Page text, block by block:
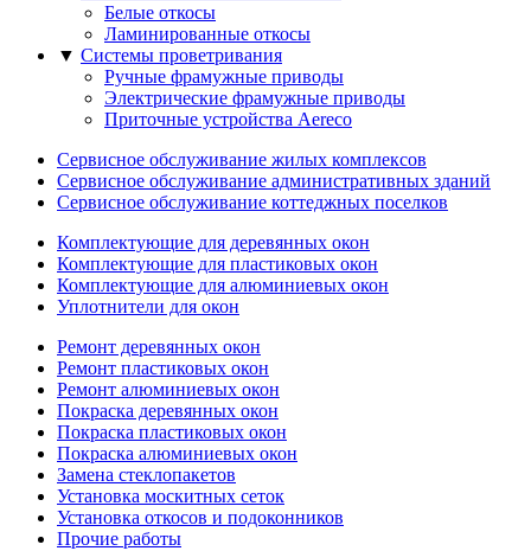
Белые откосы
Ламинированные откосы
▼ Системы проветривания
Ручные фрамужныe приводы
Электрические фрамужныe приводы
Приточные устройства Aereco
Сервисное обслуживание жилых комплексов
Сервисное обслуживание административных зданий
Сервисное обслуживание коттеджных поселков
Комплектующие для деревянных окон
Комплектующие для пластиковых окон
Комплектующие для алюминиевых окон
Уплотнители для окон
Ремонт деревянных окон
Ремонт пластиковых окон
Ремонт алюминиевых окон
Покраска деревянных окон
Покраска пластиковых окон
Покраска алюминиевых окон
Замена стеклопакетов
Установка москитных сеток
Установка откосов и подоконников
Прочие работы